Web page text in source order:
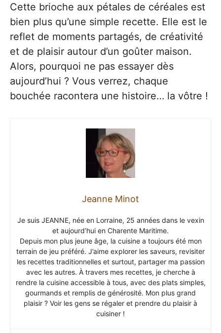
Cette brioche aux pétales de céréales est
bien plus qu’une simple recette. Elle est le
reflet de moments partagés, de créativité
et de plaisir autour d’un goûter maison.
Alors, pourquoi ne pas essayer dès
aujourd’hui ? Vous verrez, chaque
bouchée racontera une histoire… la vôtre !
Jeanne Minot
Je suis JEANNE, née en Lorraine, 25 années dans le vexin
et aujourd’hui en Charente Maritime.
Depuis mon plus jeune âge, la cuisine a toujours été mon
terrain de jeu préféré. J’aime explorer les saveurs, revisiter
les recettes traditionnelles et surtout, partager ma passion
avec les autres. À travers mes recettes, je cherche à
rendre la cuisine accessible à tous, avec des plats simples,
gourmands et remplis de générosité. Mon plus grand
plaisir ? Voir les gens se régaler et prendre du plaisir à
cuisiner !